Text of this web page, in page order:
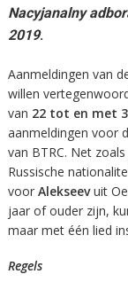
Nacyjanalny
2019.
Aanmeldingen van
willen
van 22 tot en met
aanmeldingen voor
van BTRC. Net
Russische
voor Alekseevuit
jaar of ouder zijn,
maar met één lied
Regels